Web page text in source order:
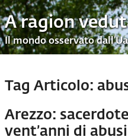
A ragion
Il mondo osservato
Tag Articolo:
Arezzo:
vent’anni di abusi